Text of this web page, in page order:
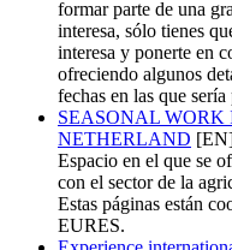
formar parte de una
interesa, sólo tienes
interesa y ponerte en
ofreciendo algunos
fechas en las que
SEASONAL
NETHERLAND
Espacio en el que se
con el sector de la
Estas páginas están
EURES.